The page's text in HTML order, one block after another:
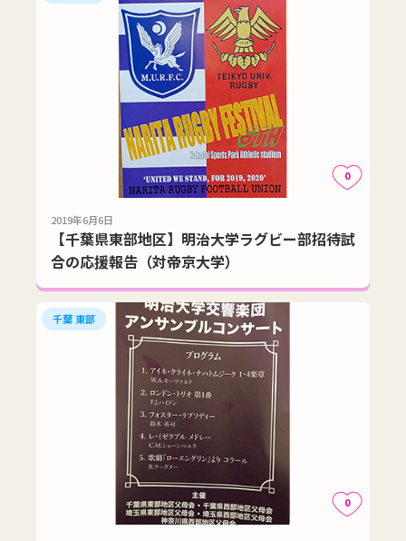
0
2019年6月6日
【千葉県東部地区】明治大学ラグビー部招待試
合の応援報告（対帝京大学）
千葉 東部
0